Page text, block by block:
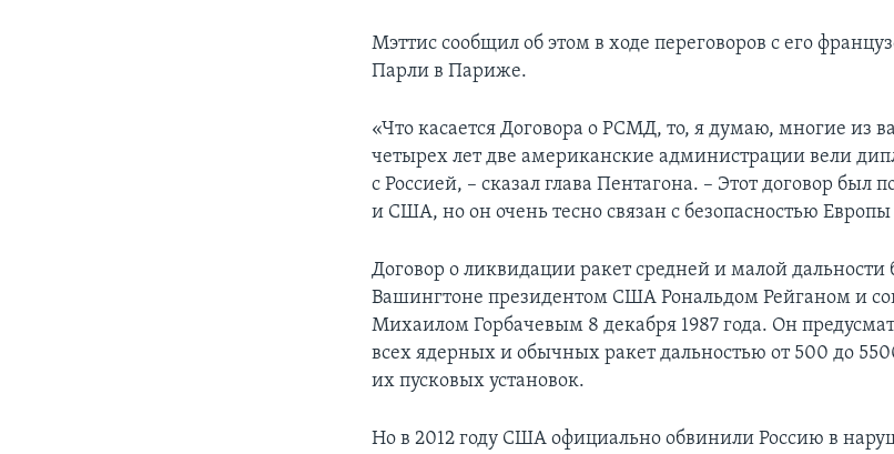
Мэттис сообщил об этом в ходе переговоров с его
Парли в Париже.
«Что касается Договора о РСМД, то, я думаю, многие из
четырех лет две американские администрации вели
с Россией, – сказал глава Пентагона. – Этот договор был
и США, но он очень тесно связан с безопасностью
Договор о ликвидации ракет средней и малой дальности
Вашингтоне президентом США Рональдом Рейганом и
Михаилом Горбачевым 8 декабря 1987 года. Он
всех ядерных и обычных ракет дальностью от 500 до
их пусковых установок.
Но в 2012 году США официально обвинили Россию в